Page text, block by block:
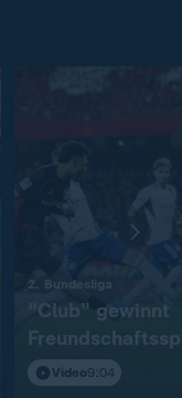
2. Bundesliga
"Club" gewinnt
S04Video9:04